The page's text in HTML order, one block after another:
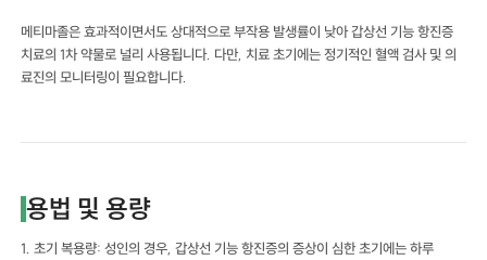
메티마졸은 효과적이면서도 상대적으로 부작용 발생률이 낮아 갑상선 기능 항진증
치료의 1차 약물로 널리 사용됩니다. 다만, 치료 초기에는 정기적인 혈액 검사 및 의
료진의 모니터링이 필요합니다.
용법 및 용량
1. 초기 복용량: 성인의 경우, 갑상선 기능 항진증의 증상이 심한 초기에는 하루